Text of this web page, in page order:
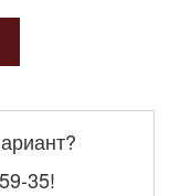
35!